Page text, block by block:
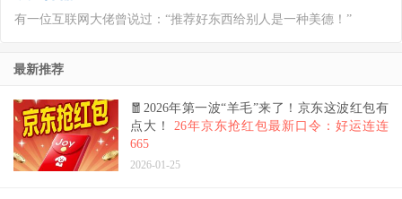
有一位互联网大佬曾说过：“推荐好东西给别人是一种美德！”
最新推荐
🧧2026年第一波“羊毛”来了！京东这波红包有
点大！ 26年京东抢红包最新口令：好运连连
665
2026-01-25